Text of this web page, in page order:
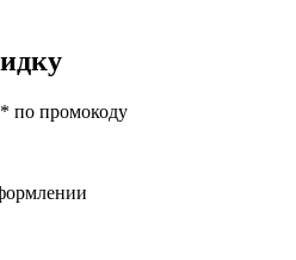
по промокоду